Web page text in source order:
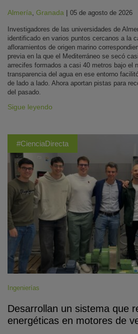
Almería Granada | 05 de agosto de 2026
Investigadores de las universidades de
identificado en varios puntos cercanos a la
afloramientos de origen marino
previa en la que el Mediterráneo se secó
arrecifes formados a casi 40 metros bajo el
transparencia del agua en ese entorno
de lado a lado. Ahora aportan pistas para
del pasado.
Sigue leyendo
#CienciaDirecta
Ingenierías
Desarrollan un sistema que
energéticas en motores de